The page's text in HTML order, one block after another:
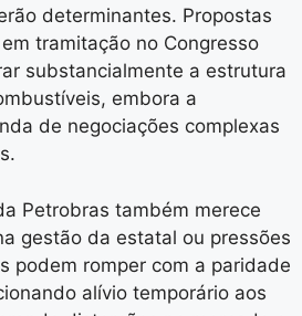
determinantes. Propostas
tramitação no Congresso
substancialmente a estrutura
embora a
de negociações complexas
Petrobras também merece
gestão da estatal ou pressões
podem romper com a paridade
alívio temporário aos